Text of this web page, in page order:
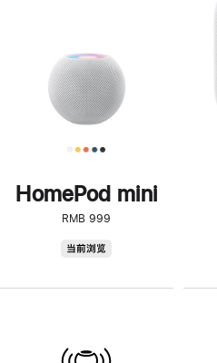
HomePod mini
RMB 999
当前浏览